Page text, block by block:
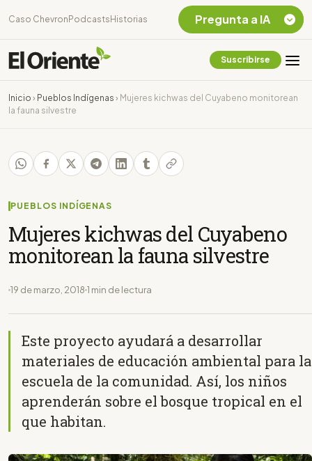
Caso Chevron Podcasts Historias
Suscribirse
Inicio › Pueblos Indígenas › Mujeres kichwas del Cuyabeno monitorean
la fauna silvestre
PUEBLOS INDÍGENAS
Mujeres kichwas del Cuyabeno
monitorean la fauna silvestre
19 de marzo, 2018 1 min de lectura
Este proyecto ayudará a desarrollar
materiales de educación ambiental para la
escuela de la comunidad. Así, los niños
aprenderán sobre el bosque tropical en el
que habitan.
Pregunta a IA
Chevron Ecuador